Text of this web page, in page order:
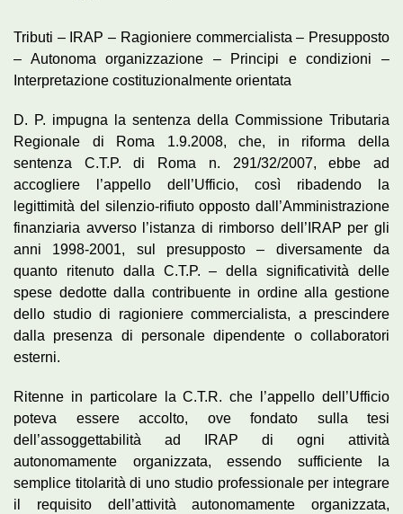
Tributi – IRAP – Ragioniere commercialista – Presupposto
– Autonoma organizzazione – Principi e condizioni –
Interpretazione costituzionalmente orientata
D. P. impugna la sentenza della Commissione Tributaria
Regionale di Roma 1.9.2008, che, in riforma della
sentenza C.T.P. di Roma n. 291/32/2007, ebbe ad
accogliere l’appello dell’Ufficio, così ribadendo la
legittimità del silenzio-rifiuto opposto dall’Amministrazione
finanziaria avverso l’istanza di rimborso dell’IRAP per gli
anni 1998-2001, sul presupposto – diversamente da
quanto ritenuto dalla C.T.P. – della significatività delle
spese dedotte dalla contribuente in ordine alla gestione
dello studio di ragioniere commercialista, a prescindere
dalla presenza di personale dipendente o collaboratori
esterni.
Ritenne in particolare la C.T.R. che l’appello dell’Ufficio
poteva essere accolto, ove fondato sulla tesi
dell’assoggettabilità ad IRAP di ogni attività
autonomamente organizzata, essendo sufficiente la
semplice titolarità di uno studio professionale per integrare
il requisito dell’attività autonomamente organizzata,